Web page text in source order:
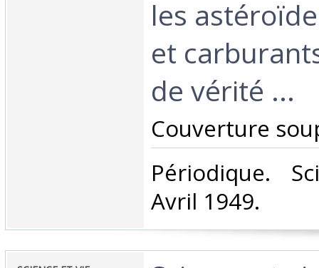
les
et
de vérité ...‎
‎Couverture
‎Périodique.
Avril 1949.‎